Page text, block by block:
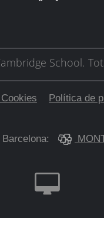
School.
Política de